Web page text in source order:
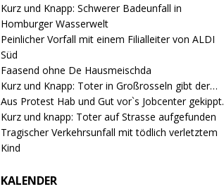
Kurz und Knapp: Schwerer Badeunfall in
Homburger Wasserwelt
Peinlicher Vorfall mit einem Filialleiter von ALDI
Süd
Faasend ohne De Hausmeischda
Kurz und Knapp: Toter in Großrosseln gibt der…
Aus Protest Hab und Gut vor`s Jobcenter gekippt.
Kurz und knapp: Toter auf Strasse aufgefunden
Tragischer Verkehrsunfall mit tödlich verletztem
Kind
KALENDER